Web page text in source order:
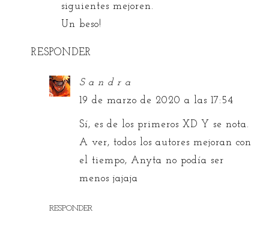
siguientes mejoren.
Un beso!
RESPONDER
S a n d r a
19 de marzo de 2020 a las 17:54
Sí, es de los primeros XD Y se nota.
A ver, todos los autores mejoran con
el tiempo, Anyta no podía ser
menos jajaja
RESPONDER